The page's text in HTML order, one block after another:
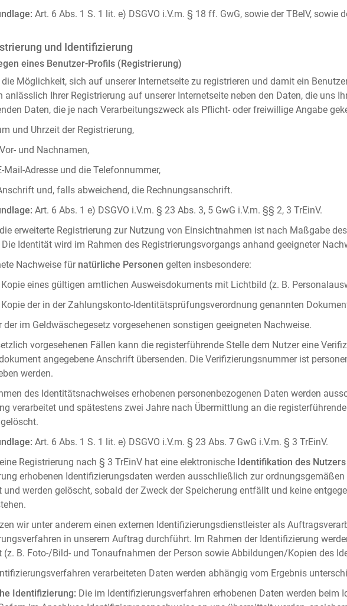
Art. 6 Abs. 1 S. 1 lit. e) DSGVO i.V.m. § 18 ff. GwG, sowie der TBelV, sowie
und Identifizierung
eines Benutzer-Profils (Registrierung)
Möglichkeit, sich auf unserer Internetseite zu registrieren und damit ein
anlässlich Ihrer Registrierung auf unserer Internetseite neben den Daten, die uns
Daten, die je nach Verarbeitungszweck als Pflicht- oder freiwillige Angabe
und Uhrzeit der Registrierung,
und Nachnamen,
Mail-Adresse und die Telefonnummer,
und, falls abweichend, die Rechnungsanschrift.
Art. 6 Abs. 1 e) DSGVO i.V.m. § 23 Abs. 3, 5 GwG i.V.m. §§ 2, 3 TrEinV.
erweiterte Registrierung zur Nutzung von Einsichtnahmen ist nach Maßgabe
Identität wird im Rahmen des Registrierungsvorgangs anhand geeigneter
Nachweise für natürliche Personen gelten insbesondere:
eines gültigen amtlichen Ausweisdokuments mit Lichtbild (z. B.
der in der Zahlungskonto-Identitätsprüfungsverordnung genannten
der im Geldwäschegesetz vorgesehenen sonstigen geeigneten Nachweise.
vorgesehenen Fällen kann die registerführende Stelle dem Nutzer eine
angegebene Anschrift übersenden. Die Verifizierungsnummer ist
werden.
des Identitätsnachweises erhobenen personenbezogenen Daten werden
verarbeitet und spätestens zwei Jahre nach Übermittlung an die
Art. 6 Abs. 1 S. 1 lit. e) DSGVO i.V.m. § 23 Abs. 7 GwG i.V.m. § 3 TrEinV.
Registrierung nach § 3 TrEinV hat eine elektronische Identifikation des Nutzers
erhobenen Identifizierungsdaten werden ausschließlich zur
und werden gelöscht, sobald der Zweck der Speicherung entfällt und keine
wir unter anderem einen externen Identifizierungsdienstleister als
in unserem Auftrag durchführt. Im Rahmen der Identifizierung
(z. B. Foto-/Bild- und Tonaufnahmen der Person sowie Abbildungen/Kopien des
verarbeiteten Daten werden abhängig vom Ergebnis
Identifizierung: Die im Identifizierungsverfahren erhobenen Daten werden beim